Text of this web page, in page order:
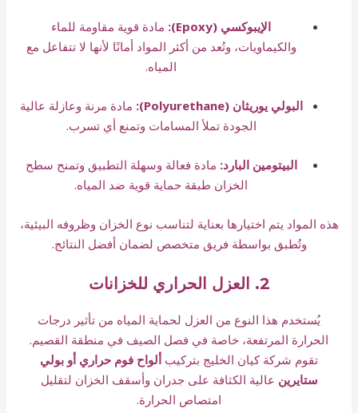
الإيبوكسي (Epoxy):
مادة قوية مقاومة للماء
والكيماويات، وتُعد من أكثر المواد أمانًا لأنها لا تتفاعل مع
المياه.
البولي يوريثان (Polyurethane):
مادة مرنة وعازلة عالية
الجودة تملأ المسامات وتمنع أي تسرب.
البيتومين البارد: مادة فعالة وسهلة التطبيق وتمنح سطح
الخزان طبقة حماية قوية ضد المياه.
هذه المواد يتم اختيارها بعناية لتناسب نوع الخزان وظروفه البيئية،
وتُطبق بواسطة فريق متخصص لضمان أفضل النتائج.
2. العزل الحراري للخزانات
يُستخدم هذا النوع من العزل لحماية المياه من تأثير درجات
الحرارة المرتفعة، خاصة في فصل الصيف في منطقة القصيم.
تقوم شركة كيان الخليج بتركيب ألواح فوم حراري أو بولي
ستايرين عالية الكثافة على جدران وأسقف الخزان لتقليل
امتصاص الحرارة.